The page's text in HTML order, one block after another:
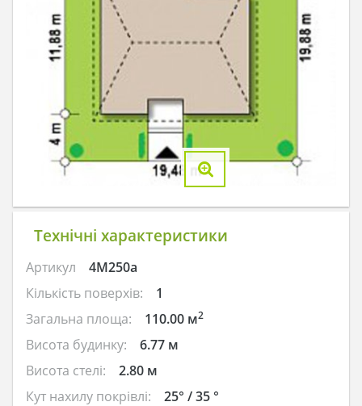
Технічні характеристики
Артикул
4M250a
Кількість поверхів:
1
Загальна площа:
110.00 м2
Висота будинку:
6.77 м
Висота стелі:
2.80 м
Кут нахилу покрівлі:
25° / 35 °